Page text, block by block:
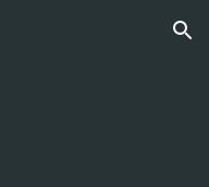
Skip to navigation